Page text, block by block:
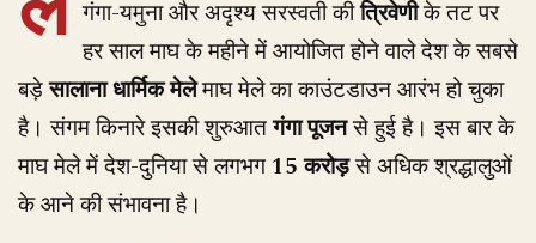
गंगा-यमुना और अदृश्य सरस्वती कीत्रिवेणीके तट पर
हर साल माघ के महीने में आयोजित होने वाले देश के सबसे
बड़ेसालाना धार्मिक मेलेमाघ मेले का काउंटडाउन आरंभ हो चुका
है। संगम किनारे इसकी शुरुआतगंगा पूजनसे हुई है। इस बार के
माघ मेले में देश-दुनिया से लगभग 15 करोड़से अधिक श्रद्धालुओं
के आने की संभावना है।